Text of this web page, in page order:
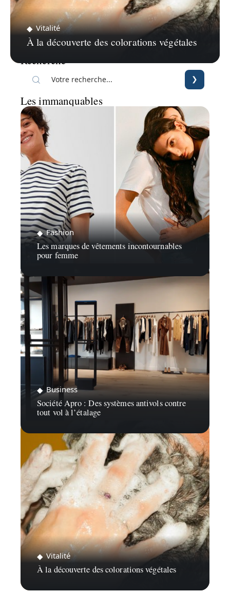
Vitalité
À la découverte des colorations végétales
Recherche
Les immanquables
Fashion
Les marques de vêtements incontournables
pour femme
Business
Société Apro : Des systèmes antivols contre
tout vol à l’étalage
Vitalité
À la découverte des colorations végétales